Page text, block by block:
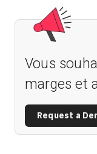
Vous
marges et
Request a